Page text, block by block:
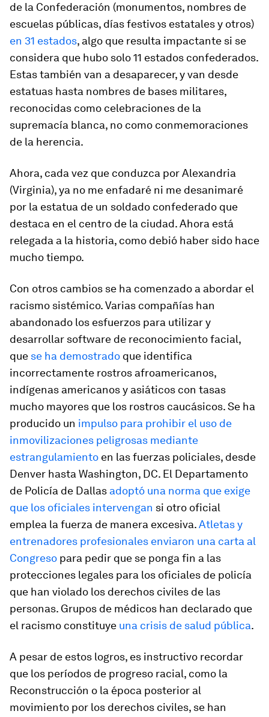
de la Confederación (monumentos, nombres de
escuelas públicas, días festivos estatales y otros)
en 31 estados, algo que resulta impactante si se
considera que hubo solo 11 estados confederados.
Estas también van a desaparecer, y van desde
estatuas hasta nombres de bases militares,
reconocidas como celebraciones de la
supremacía blanca, no como conmemoraciones
de la herencia.
Ahora, cada vez que conduzca por Alexandria
(Virginia), ya no me enfadaré ni me desanimaré
por la estatua de un soldado confederado que
destaca en el centro de la ciudad. Ahora está
relegada a la historia, como debió haber sido hace
mucho tiempo.
Con otros cambios se ha comenzado a abordar el
racismo sistémico. Varias compañías han
abandonado los esfuerzos para utilizar y
desarrollar software de reconocimiento facial,
que se ha demostrado que identifica
incorrectamente rostros afroamericanos,
indígenas americanos y asiáticos con tasas
mucho mayores que los rostros caucásicos. Se ha
producido un impulso para prohibir el uso de
inmovilizaciones peligrosas mediante
estrangulamiento en las fuerzas policiales, desde
Denver hasta Washington, DC. El Departamento
de Policía de Dallas adoptó una norma que exige
que los oficiales intervengan si otro oficial
emplea la fuerza de manera excesiva.Atletas y
entrenadores profesionales enviaron una carta al
Congreso para pedir que se ponga fin a las
protecciones legales para los oficiales de policía
que han violado los derechos civiles de las
personas. Grupos de médicos han declarado que
el racismo constituye una crisis de salud pública.
A pesar de estos logros, es instructivo recordar
que los períodos de progreso racial, como la
Reconstrucción o la época posterior al
movimiento por los derechos civiles, se han